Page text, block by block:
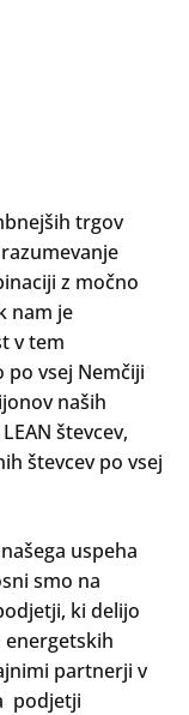
trgov
z močno
nam je
v tem
vsej Nemčiji
naših
števcev,
števcev po vsej
uspeha
smo na
ki delijo
partnerji v
podjetji